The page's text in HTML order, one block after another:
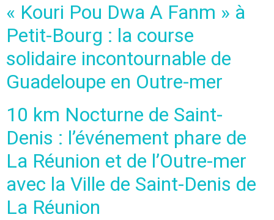
« Kouri Pou Dwa A Fanm » à
Petit-Bourg : la course
solidaire incontournable de
Guadeloupe en Outre-mer
10 km Nocturne de Saint-
Denis : l’événement phare de
La Réunion et de l’Outre-mer
avec la Ville de Saint-Denis de
La Réunion